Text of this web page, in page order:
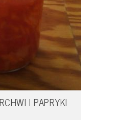
I PAPRYKI